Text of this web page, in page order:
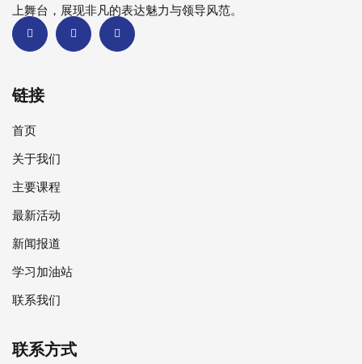
上舞台，展现非凡的表达魅力与领导风范。
链接
首页
关于我们
主要课程
最新活动
新闻报道
学习加油站
联系我们
联系方式